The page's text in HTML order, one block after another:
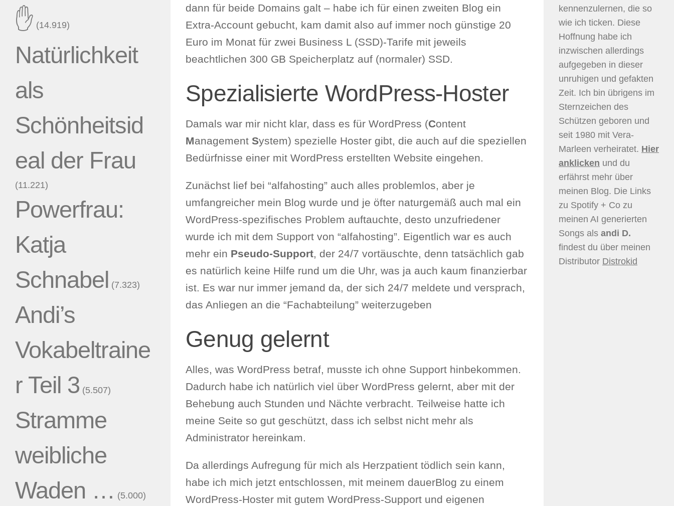
dann für beide Domains galt – habe ich für einen zweiten Blog ein
Extra-Account gebucht, kam damit also auf immer noch günstige 20
Euro im Monat für zwei Business L (SSD)-Tarife mit jeweils
beachtlichen 300 GB Speicherplatz auf (normaler) SSD.
Spezialisierte WordPress-Hoster
Damals war mir nicht klar, dass es für WordPress (Content
Management System) spezielle Hoster gibt, die auch auf die speziellen
Bedürfnisse einer mit WordPress erstellten Website eingehen.
Zunächst lief bei “alfahosting” auch alles problemlos, aber je
umfangreicher mein Blog wurde und je öfter naturgemäß auch mal ein
WordPress-spezifisches Problem auftauchte, desto unzufriedener
wurde ich mit dem Support von “alfahosting”. Eigentlich war es auch
mehr ein Pseudo-Support, der 24/7 vortäuschte, denn tatsächlich gab
es natürlich keine Hilfe rund um die Uhr, was ja auch kaum finanzierbar
ist. Es war nur immer jemand da, der sich 24/7 meldete und versprach,
das Anliegen an die “Fachabteilung” weiterzugeben
Genug gelernt
Alles, was WordPress betraf, musste ich ohne Support hinbekommen.
Dadurch habe ich natürlich viel über WordPress gelernt, aber mit der
Behebung auch Stunden und Nächte verbracht. Teilweise hatte ich
meine Seite so gut geschützt, dass ich selbst nicht mehr als
Administrator hereinkam.
Da allerdings Aufregung für mich als Herzpatient tödlich sein kann,
habe ich mich jetzt entschlossen, mit meinem dauerBlog zu einem
WordPress-Hoster mit gutem WordPress-Support und eigenen
✋ (14.919)
Natürlichkeit
als
Schönheitsid
eal der Frau
(11.221)
Powerfrau:
Katja
Schnabel
(7.323)
Andi’s
Vokabeltraine
r Teil 3 (5.507)
Stramme
weibliche
Waden … (5.000)
kennenzulernen, die so
wie ich ticken. Diese
Hoffnung habe ich
inzwischen allerdings
aufgegeben in dieser
unruhigen und gefakten
Zeit. Ich bin übrigens im
Sternzeichen des
Schützen geboren und
seit 1980 mit Vera-
Marleen verheiratet. Hier
anklicken und du
erfährst mehr über
meinen Blog. Die Links
zu Spotify + Co zu
meinen AI generierten
Songs als andi D.
findest du über meinen
Distributor Distrokid